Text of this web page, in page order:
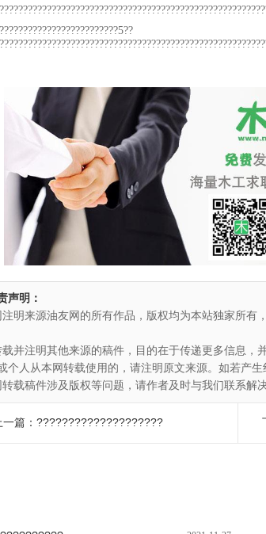
声明：
注明来源油友网的所有作品，版权均为本站独家所有
载并注明其他来源的稿件，目的在于传递更多信息，
个人从本网转载使用的，请注明原文来源。如若产生
载稿件涉及版权等问题，请作者及时与我们联系解
一篇：????????????????????